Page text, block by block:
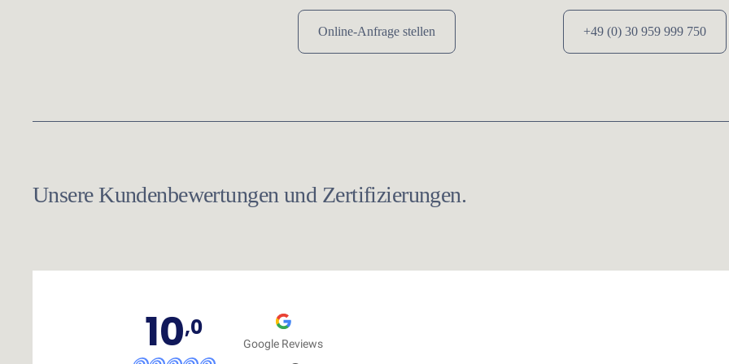
Online-Anfrage stellen +49 (0) 30 959 999 750
Unsere Kundenbewertungen und Zertifizierungen.
10,0
Google Reviews